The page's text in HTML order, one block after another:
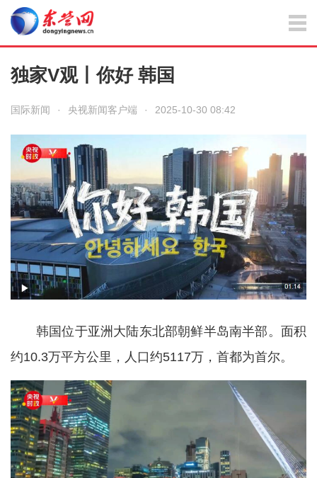
独家V观丨你好 韩国
国际新闻 · 央视新闻客户端 · 2025-10-30 08:42
韩国位于亚洲大陆东北部朝鲜半岛南半部。面积
约10.3万平方公里，人口约5117万，首都为首尔。